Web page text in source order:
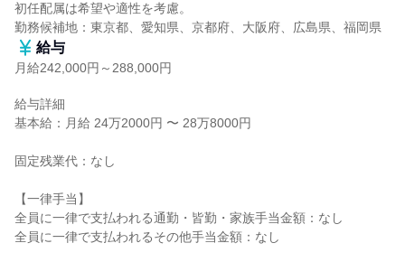
初任配属は希望や適性を考慮。
勤務候補地：東京都、愛知県、京都府、大阪府、広島県、福岡県
給与
月給242,000円～288,000円
給与詳細
基本給：月給 24万2000円 〜 28万8000円
固定残業代：なし
【一律手当】
全員に一律で支払われる通勤・皆勤・家族手当金額：なし
全員に一律で支払われるその他手当金額：なし